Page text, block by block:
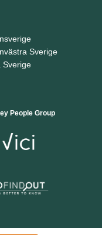
Sverige
Sverige
People Group